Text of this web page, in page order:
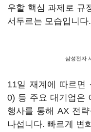
우할 핵심 과제로 규
서두르는 모습입니다.
삼성전자
11일 재계에 따르면
0) 등 주요 대기업은
행사를 통해 AX 전
나섭니다. 빠르게 변